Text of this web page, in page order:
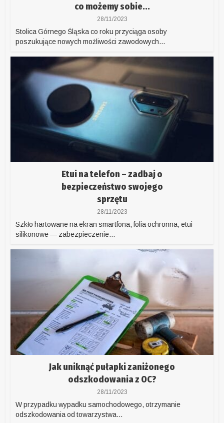
co możemy sobie...
28/11/2023
Stolica Górnego Śląska co roku przyciąga osoby
poszukujące nowych możliwości zawodowych...
Etui na telefon – zadbaj o
bezpieczeństwo swojego
sprzętu
28/11/2023
Szkło hartowane na ekran smartfona, folia ochronna, etui
silikonowe — zabezpieczenie...
Jak uniknąć pułapki zaniżonego
odszkodowania z OC?
28/11/2023
W przypadku wypadku samochodowego, otrzymanie
odszkodowania od towarzystwa...